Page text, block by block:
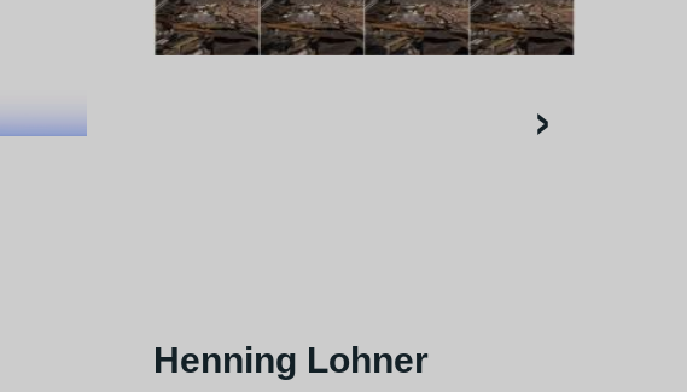
Henning Lohner
›